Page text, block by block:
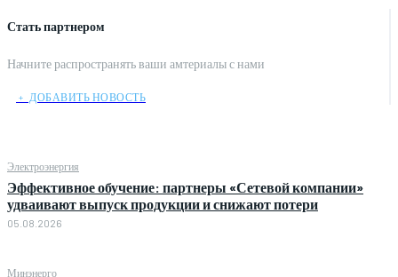
Стать партнером
Начните распространять ваши амтериалы с нами
﹢ ДОБАВИТЬ НОВОСТЬ
Электроэнергия
Эффективное обучение: партнеры «Сетевой компании»
удваивают выпуск продукции и снижают потери
05.08.2026
Минэнерго